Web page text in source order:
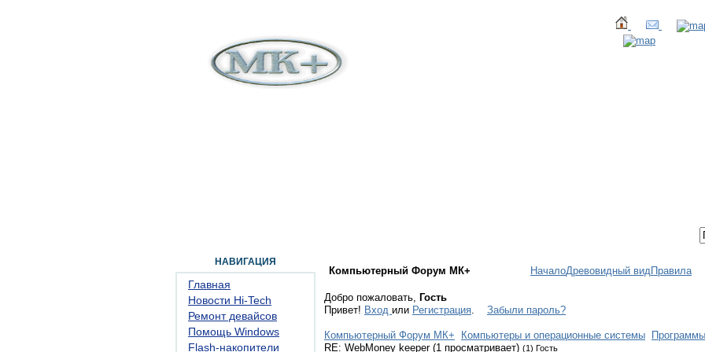
НАВИГАЦИЯ
Главная
Новости Hi-Tech
Ремонт девайсов
Помощь Windows
Flash-накопители
Компьютерный Форум МК+ НачалоДревовидный видПравила
Добро пожаловать, Гость
Привет! Вход или Регистрация. Забыли пароль?
Компьютерный Форум МК+ Компьютеры и операционные системы
Программы
RE: WebMoney keeper (1 просматривает) (1) Гость